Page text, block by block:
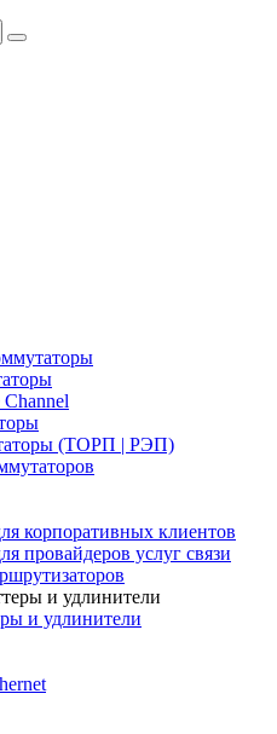
(ТОРП | РЭП)
корпоративных клиентов
провайдеров услуг связи
и удлинители